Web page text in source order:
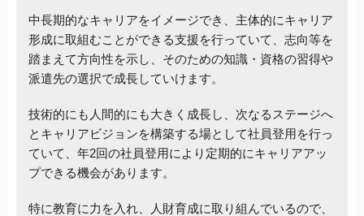
中長期的なキャリアをイメージでき、主体的にキャリア
形成に取組むことができる支援を行っていて、志向等を
踏まえて方向性を示し、そのための知識・資格の習得や
派遣先の選択で成長していけます。
技術的にも人間的にも大きく成長し、次なるステージへ
とキャリアビジョンを構築する場として社員登用を行っ
ていて、年2回の社員登用により定期的にキャリアアッ
プできる機会があります。
特に教育に力を入れ、人財育成に取り組んでいるので、